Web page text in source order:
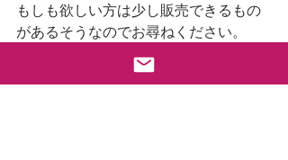
もしも欲しい方は少し販売できるもの
があるそうなのでお尋ねください。